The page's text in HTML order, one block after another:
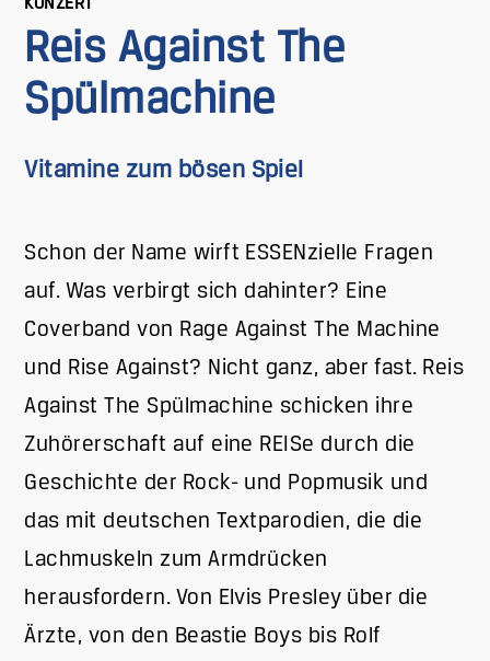
KONZERT
Reis Against The
Spülmachine
Vitamine zum bösen Spiel
Schon der Name wirft ESSENzielle Fragen
auf. Was verbirgt sich dahinter? Eine
Coverband von Rage Against The Machine
und Rise Against? Nicht ganz, aber fast. Reis
Against The Spülmachine schicken ihre
Zuhörerschaft auf eine REISe durch die
Geschichte der Rock- und Popmusik und
das mit deutschen Textparodien, die die
Lachmuskeln zum Armdrücken
herausfordern. Von Elvis Presley über die
Ärzte, von den Beastie Boys bis Rolf